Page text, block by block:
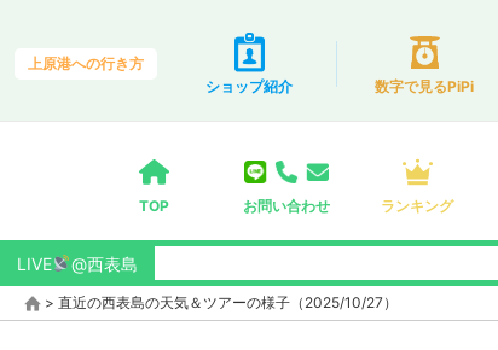
上原港への行き方
ショップ紹介
数字で見るPiPi
TOP お問い合わせ ランキング
LIVE @西表島
> 直近の西表島の天気＆ツアーの様子（2025/10/27）